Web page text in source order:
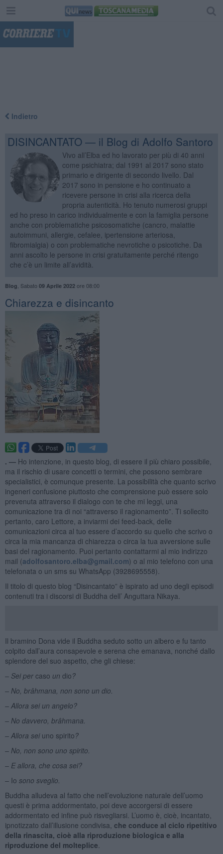
Indietro
DISINCANTATO — il Blog di Adolfo Santoro
Vivo all’Elba ed ho lavorato per più di 40 anni
come psichiatra; dal 1991 al 2017 sono stato
primario e dirigente di secondo livello. Dal
2017 sono in pensione e ho continuato a
ricevere persone in crisi alla ricerca della
propria autenticità. Ho tenuto numerosi gruppi
ed ho preso in carico individualmente e con la famiglia persone
anche con problematiche psicosomatiche (cancro, malattie
autoimmuni, allergie, cefalee, ipertensione arteriosa,
fibromialgia) o con problematiche nevrotiche o psicotiche. Da
anni ascolto le persone in crisi gratuitamente perché ritengo
che c’è un limite all’avidità.
Blog Sabato 09 Aprile 2022ore 08:00
​Chiarezza e disincanto
. — Ho intenzione, in questo blog, di essere il più chiaro possibile,
ma il rischio di usare concetti o termini, che possono sembrare
specialistici, è comunque presente. La possibilità che quanto scrivo
ingeneri confusione piuttosto che comprensione può essere solo
prevenuta attraverso il dialogo con te che mi leggi, una
comunicazione tra di noi “attraverso il ragionamento”. Ti sollecito
pertanto, caro Lettore, a inviarmi dei feed-back, delle
comunicazioni circa al tuo essere d’accordo su quello che scrivo o
circa la mia mancanza di chiarezza o circa la tua avversione sulle
basi del ragionamento. Puoi pertanto contattarmi al mio indirizzo
mail (adolfosantoro.elba@gmail.com) o al mio telefono con una
telefonata o un sms su WhatsApp (3928695558).
Il titolo di questo blog “Disincantato” è ispirato ad uno degli episodi
contenuti tra i discorsi di Buddha dell’ Anguttara Nikaya.
Il bramino Dona vide il Buddha seduto sotto un albero e fu tanto
colpito dall’aura consapevole e serena che emanava, nonché dallo
splendore del suo aspetto, che gli chiese:
– Sei per caso un dio?
– No, brâhmana, non sono un dio.
– Allora sei un angelo?
– No davvero, brâhmana.
– Allora sei uno spirito?
– No, non sono uno spirito.
– E allora, che cosa sei?
– Io sono sveglio.
Buddha alludeva al fatto che nell’evoluzione naturale dell’uomo
questi è prima addormentato, poi deve accorgersi di essere
addormentato ed infine può risvegliarsi. L’uomo è, cioè, incantato,
ipnotizzato dall’illusione condivisa, che conduce al ciclo ripetitivo
della rinascita, cioè alla riproduzione biologica e alla
riproduzione del molteplice